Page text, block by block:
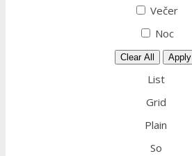
Večer
Noc
Clear All Apply
List
Grid
Plain
So